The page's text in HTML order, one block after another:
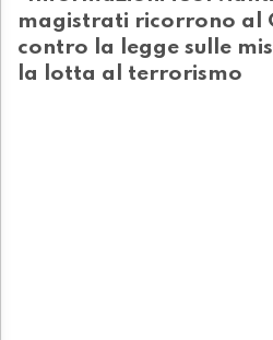
magistrati ricorrono al
contro la legge sulle
la lotta al terrorismo